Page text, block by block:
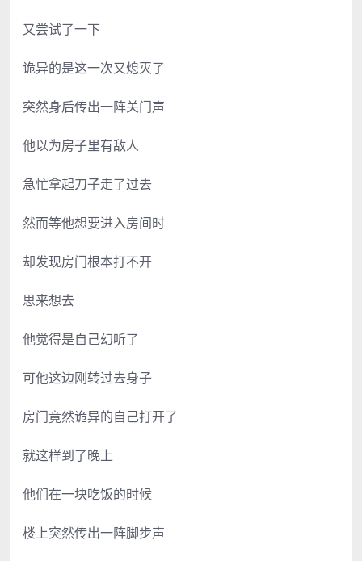
又尝试了一下
诡异的是这一次又熄灭了
突然身后传出一阵关门声
他以为房子里有敌人
急忙拿起刀子走了过去
然而等他想要进入房间时
却发现房门根本打不开
思来想去
他觉得是自己幻听了
可他这边刚转过去身子
房门竟然诡异的自己打开了
就这样到了晚上
他们在一块吃饭的时候
楼上突然传出一阵脚步声